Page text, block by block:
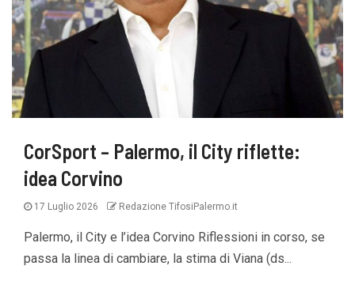
CorSport – Palermo, il City riflette:
idea Corvino
17 Luglio 2026 Redazione TifosiPalermo.it
Palermo, il City e l’idea Corvino Riflessioni in corso, se
passa la linea di cambiare, la stima di Viana (ds...